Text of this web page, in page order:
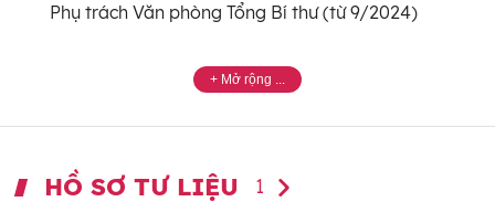
Phụ trách Văn phòng Tổng Bí thư (từ 9/2024)
HỒ SƠ TƯ LIỆU 1